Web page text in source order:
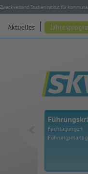
Zweckverband Studieninstitut für
Aktuelles
Fachtagungen